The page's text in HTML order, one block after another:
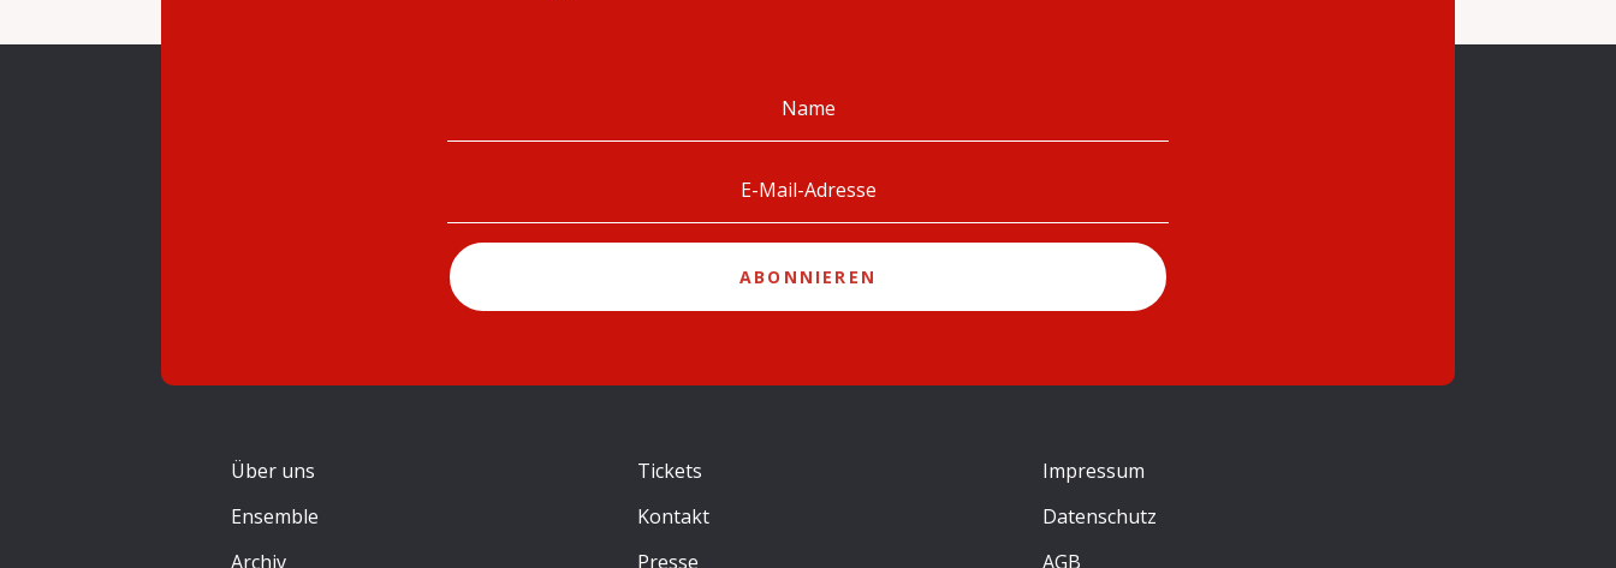
ABONNIEREN
Über uns
Ensemble
Archiv
Tickets
Kontakt
Presse
Impressum
Datenschutz
AGB